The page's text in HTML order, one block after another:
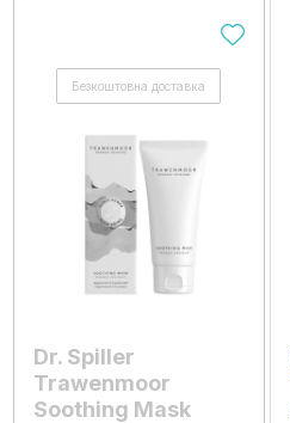
Безкоштовна доставка
Dr. Spiller
Trawenmoor
Soothing Mask